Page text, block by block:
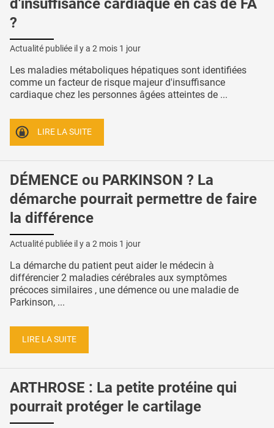
?
Actualité publiée il y a 2 mois 1 jour
Les maladies métaboliques hépatiques sont identifiées
comme un facteur de risque majeur d'insuffisance
cardiaque chez les personnes âgées atteintes de ...
LIRE LA SUITE
DÉMENCE ou PARKINSON ? La
démarche pourrait permettre de faire
la différence
Actualité publiée il y a 2 mois 1 jour
La démarche du patient peut aider le médecin à
différencier 2 maladies cérébrales aux symptômes
précoces similaires , une démence ou une maladie de
Parkinson, ...
LIRE LA SUITE
ARTHROSE : La petite protéine qui
pourrait protéger le cartilage